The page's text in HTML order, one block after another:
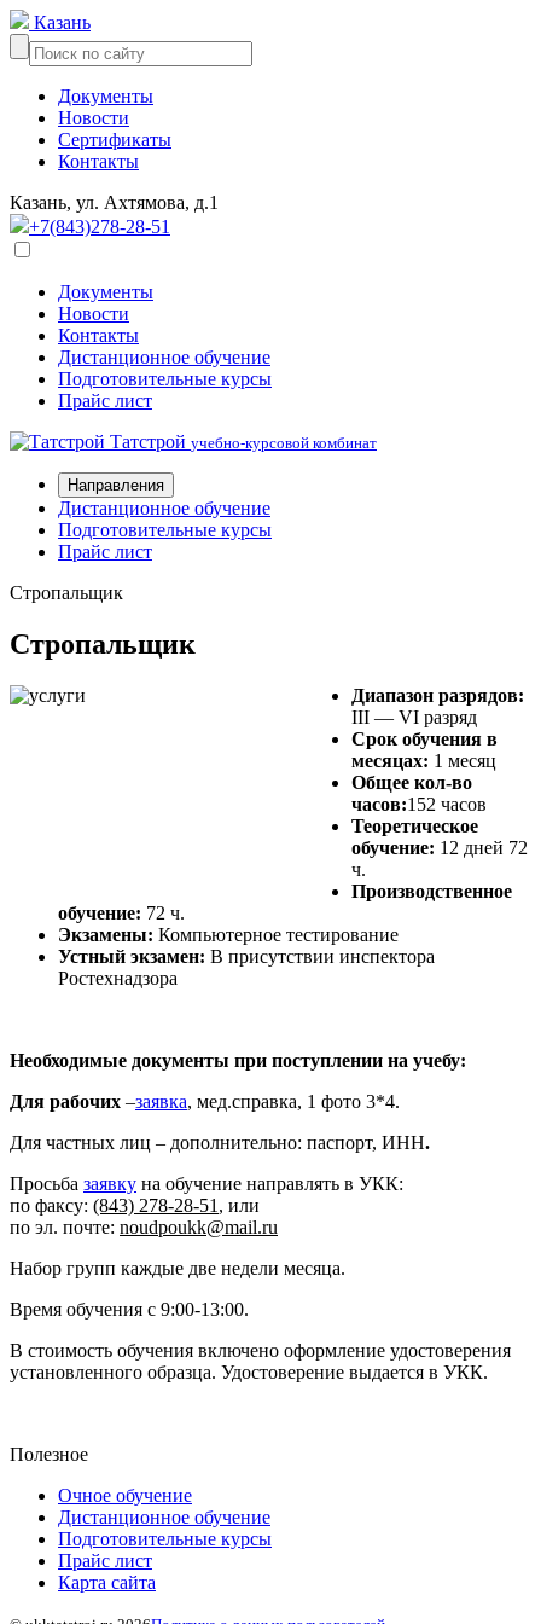
Казань
Документы
Новости
Сертификаты
Контакты
Казань, ул. Ахтямова, д.1
+7(843)278-28-51
Документы
Новости
Контакты
Дистанционное обучение
Подготовительные курсы
Прайс лист
Татстрой учебно-курсовой комбинат
Направления
Дистанционное обучение
Подготовительные курсы
Прайс лист
Стропальщик
Стропальщик
Диапазон разрядов:
III — VI разряд
Срок обучения в
месяцах: 1 месяц
Общее кол-во
часов:152 часов
Теоретическое
обучение: 12 дней 72
ч.
Производственное
обучение: 72 ч.
Экзамены: Компьютерное тестирование
Устный экзамен: В присутствии инспектора
Ростехнадзора
Необходимые документы при поступлении на учебу:
Для рабочих –заявка, мед.справка, 1 фото 3*4.
Для частных лиц – дополнительно: паспорт, ИНН.
Просьба заявку на обучение направлять в УКК:
по факсу: (843) 278-28-51 , или
по эл. почте: noudpoukk@mail.ru
Набор групп каждые две недели месяца.
Время обучения с 9:00-13:00.
В стоимость обучения включено оформление удостоверения
установленного образца. Удостоверение выдается в УКК.
Полезное
Очное обучение
Дистанционное обучение
Подготовительные курсы
Прайс лист
Карта сайта